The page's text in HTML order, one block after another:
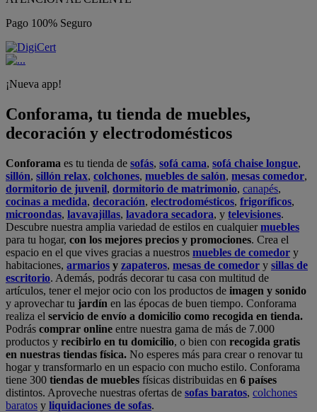
Pago 100% Seguro
¡Nueva app!
Conforama, tu tienda de muebles,
decoración y electrodomésticos
Conforama es tu tienda de sofás, sofá cama, sofá chaise longue,
sillón, sillón relax, colchones, muebles de salón, mesas comedor,
dormitorio de juvenil, dormitorio de matrimonio, canapés,
cocinas a medida, decoración, electrodomésticos, frigoríficos,
microondas, lavavajillas, lavadora secadora, y televisiones.
Descubre nuestra amplia variedad de estilos en cualquiermuebles
para tu hogar, con los mejores precios y promociones. Crea el
espacio en el que vives gracias a nuestros muebles de comedor y
habitaciones, armarios y zapateros, mesas de comedor y sillas de
escritorio. Además, podrás decorar tu casa con multitud de
artículos, tener el mejor ocio con los productos de imagen y sonido
y aprovechar tu jardín en las épocas de buen tiempo. Conforama
realiza el servicio de envío a domicilio como recogida en tienda.
Podrás comprar online entre nuestra gama de más de 7.000
productos y recibirlo en tu domicilio, o bien con recogida gratis
en nuestras tiendas física. No esperes más para crear o renovar tu
hogar y transformarlo en un espacio con mucho estilo. Conforama
tiene 300 tiendas de muebles físicas distribuidas en 6 países
distintos. Aproveche nuestras ofertas de sofas baratos, colchones
baratos y liquidaciones de sofas.